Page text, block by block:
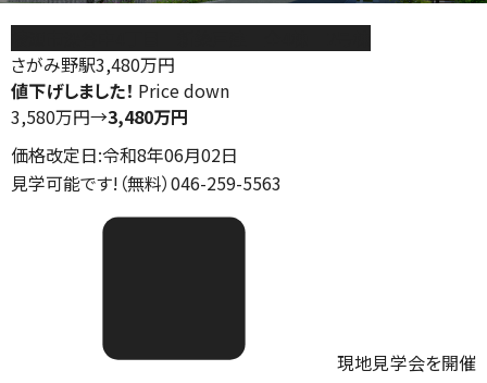
さがみ野駅3,480万円
値下げしました！ Price down
3,580万円→3,480万円
価格改定日:令和8年06月02日
見学可能です!（無料）046-259-5563
現地見学会を開催